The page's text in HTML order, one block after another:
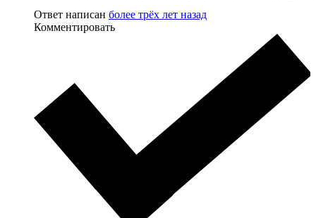
Ответ написан более трёх лет назад
Комментировать